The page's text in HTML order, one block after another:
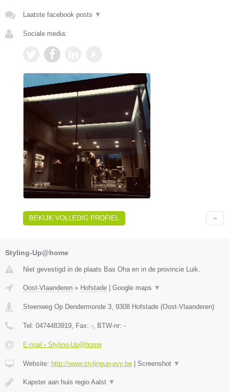
Laatste facebook posts ▼
Sociale media:
BEKIJK VOLLEDIG PROFIEL
Styling-Up@home
Niet gevestigd in de plaats Bas Oha en in de provincie Luik.
Oost-Vlaanderen » Hofstade | Google maps ▼
Steenweg Op Dendermonde 3 9308 Hofstade (Oost-Vlaanderen)
Tel: 0474483919 , Fax: - , BTW-nr: -
E-mail › Styling-Up@home
Website: http://www.stylingup-evy.be | Screenshot ▼
Kapster aan huis regio Aalst ▼